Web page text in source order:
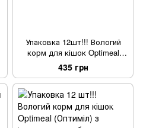
Упаковка 12шт!!! Вологий
корм для кішок Optimeal
(Оптимил) з фореллю у
кремовому соусі 85 г.
435 грн